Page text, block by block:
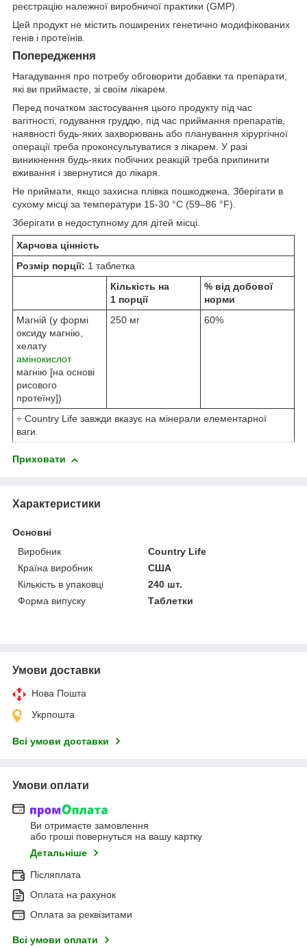
реєстрацію належної виробничої практики (GMP).
Цей продукт не містить поширених генетично модифікованих
генів і протеїнів.
Попередження
Нагадування про потребу обговорити добавки та препарати,
які ви приймаєте, зі своїм лікарем.
Перед початком застосування цього продукту під час
вагітності, годування груддю, під час приймання препаратів,
наявності будь-яких захворювань або планування хірургічної
операції треба проконсультуватися з лікарем. У разі
виникнення будь-яких побічних реакцій треба припинити
вживання і звернутися до лікаря.
Не приймати, якщо захисна плівка пошкоджена. Зберігати в
сухому місці за температури 15-30 °C (59–86 °F).
Зберігати в недоступному для дітей місці.
Харчова цінність
Розмір порції: 1 таблетка
Кількість на
1 порції
% від добової
норми
Магній (у формі
оксиду магнію,
хелату
амінокислот
магнію [на основі
рисового
протеїну])
250 мг 60%
÷ Country Life завжди вказує на мінерали елементарної
ваги.
Приховати
Характеристики
Основні
Виробник
Country Life
Країна виробник
США
Кількість в упаковці
240 шт.
Форма випуску
Таблетки
Умови доставки
Нова Пошта
Укрпошта
Всі умови доставки
Умови оплати
Ви отримаєте замовлення
або гроші повернуться на вашу картку
Детальніше
Післяплата
Оплата на рахунок
Оплата за реквізитами
Всі умови оплати